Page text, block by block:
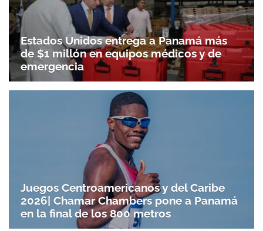
Estados Unidos entrega a Panamá más
de $1 millón en equipos médicos y de
emergencia
Juegos Centroamericanos y del Caribe
2026| Chamar Chambers pone a Panamá
en la final de los 800 metros